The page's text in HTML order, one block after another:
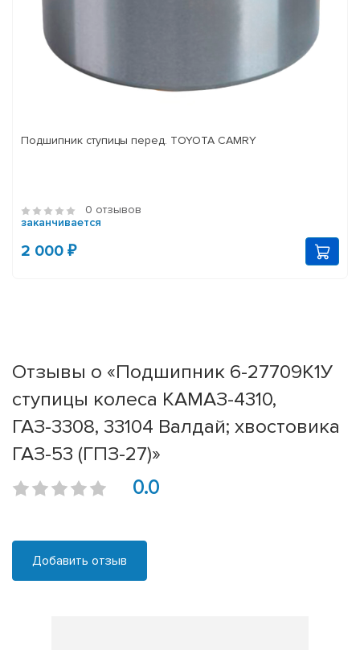
Подшипник ступицы перед. TOYOTA CAMRY
0 отзывов
заканчивается
2 000 ₽
Отзывы о «Подшипник 6-27709К1У
ступицы колеса КАМАЗ-4310,
ГАЗ-3308, 33104 Валдай; хвостовика
ГАЗ-53 (ГПЗ-27)»
0.0
Добавить отзыв